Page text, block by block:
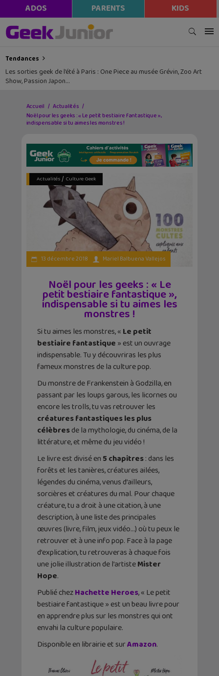
ADOS PARENTS KIDS
Tendances
Les sorties geek de l’été à Paris : One Piece au musée Grévin, Zoo Art
Show, Passion Japon…
Accueil
Actualités
Noël pour les geeks : « Le petit bestiaire fantastique »,
indispensable si tu aimes les monstres !
Actualités/ Culture Geek
13 décembre 2018 Mariel Balbuena Vallejos
Noël pour les geeks : « Le
petit bestiaire fantastique »,
indispensable si tu aimes les
monstres !
Si tu aimes les monstres, « Le petit
bestiaire fantastique » est un ouvrage
indispensable. Tu y découvriras les plus
fameux monstres de la culture pop.
Du monstre de Frankenstein à Godzilla, en
passant par les loups garous, les licornes ou
encore les trolls, tu vas retrouver les
créatures fantastiques les plus
célèbresde la mythologie, du cinéma, de la
littérature, et même du jeu vidéo !
Le livre est divisé en 5 chapitres: dans les
forêts et les tanières, créatures ailées,
légendes du cinéma, venus d’ailleurs,
sorcières et créatures du mal. Pour chaque
créature, tu a droit à une citation, à une
description, à une liste des principales
œuvres (livre, film, jeux vidéo…) où tu peux le
retrouver et à une info pop. Face à la page
d’explication, tu retrouveras à chaque fois
une jolie illustration de l’artisteMister
Hope.
Publié chezHachette Heroes, « Le petit
bestiaire fantastique » est un beau livre pour
en apprendre plus sur les monstres qui ont
envahi la culture populaire.
Disponible en librairie et surAmazon.